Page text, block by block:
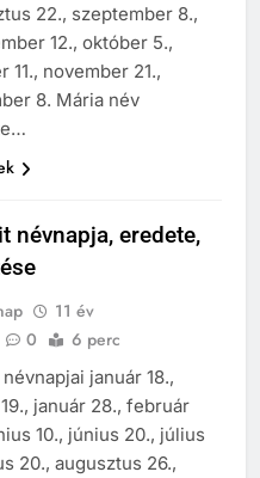
22., szeptember 8.,
12., október 5.,
11., november 21.,
8. Mária név
névnapja, eredete,
11 év
0 6 perc
január 18.,
január 28., február
10., június 20., július
20., augusztus 26.,